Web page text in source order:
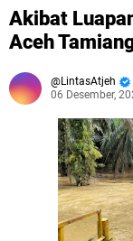
Akibat
Aceh
LintasAtjeh
06 Desember,